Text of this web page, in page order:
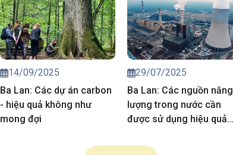
14/09/2025
Ba Lan: Các dự án carbon
- hiệu quả không như
mong đợi
29/07/2025
Ba Lan: Các nguồn năng
lượng trong nước cần
được sử dụng hiệu quả